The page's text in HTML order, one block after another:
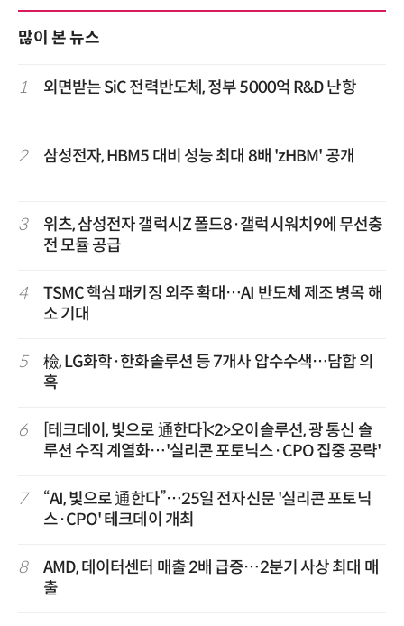
많이 본 뉴스
1 외면받는 SiC 전력반도체, 정부 5000억 R&D 난항
2 삼성전자, HBM5 대비 성능 최대 8배 'zHBM' 공개
3
위츠, 삼성전자 갤럭시Z 폴드8·갤럭시워치9에 무선충
전 모듈 공급
4
TSMC 핵심 패키징 외주 확대…AI 반도체 제조 병목 해
소 기대
5
檢, LG화학·한화솔루션 등 7개사 압수수색…담합 의
혹
6
[테크데이, 빛으로 通한다]<2>오이솔루션, 광 통신 솔
루션 수직 계열화…'실리콘 포토닉스·CPO 집중 공략'
7
“AI, 빛으로 通한다”…25일 전자신문 '실리콘 포토닉
스·CPO' 테크데이 개최
8
AMD, 데이터센터 매출 2배 급증…2분기 사상 최대 매
출